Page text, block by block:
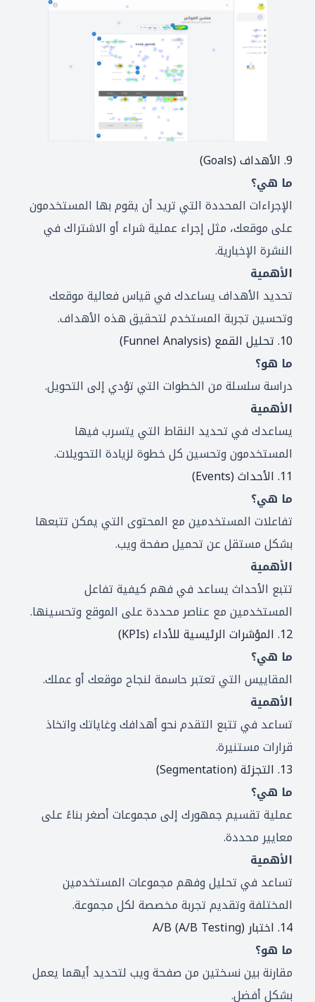
9. الأهداف (Goals)
ما هي؟
الإجراءات المحددة التي تريد أن يقوم بها المستخدمون
على موقعك، مثل إجراء عملية شراء أو الاشتراك في
النشرة الإخبارية.
الأهمية
تحديد الأهداف يساعدك في قياس فعالية موقعك
وتحسين تجربة المستخدم لتحقيق هذه الأهداف.
10. تحليل القمع (Funnel Analysis)
ما هو؟
دراسة سلسلة من الخطوات التي تؤدي إلى التحويل.
الأهمية
يساعدك في تحديد النقاط التي يتسرب فيها
المستخدمون وتحسين كل خطوة لزيادة التحويلات.
11. الأحداث (Events)
ما هي؟
تفاعلات المستخدمين مع المحتوى التي يمكن تتبعها
بشكل مستقل عن تحميل صفحة ويب.
الأهمية
تتبع الأحداث يساعد في فهم كيفية تفاعل
المستخدمين مع عناصر محددة على الموقع وتحسينها.
12. المؤشرات الرئيسية للأداء (KPIs)
ما هي؟
المقاييس التي تعتبر حاسمة لنجاح موقعك أو عملك.
الأهمية
تساعد في تتبع التقدم نحو أهدافك وغاياتك واتخاذ
قرارات مستنيرة.
13. التجزئة (Segmentation)
ما هي؟
عملية تقسيم جمهورك إلى مجموعات أصغر بناءً على
معايير محددة.
الأهمية
تساعد في تحليل وفهم مجموعات المستخدمين
المختلفة وتقديم تجربة مخصصة لكل مجموعة.
14. اختبار A/B (A/B Testing)
ما هو؟
مقارنة بين نسختين من صفحة ويب لتحديد أيهما يعمل
بشكل أفضل.